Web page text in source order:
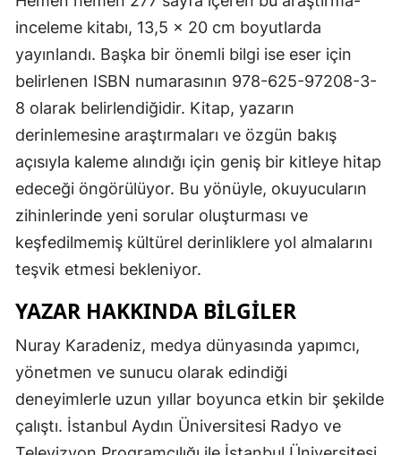
inceleme kitabı, 13,5 x 20 cm boyutlarda
yayınlandı. Başka bir önemli bilgi ise eser için
belirlenen ISBN numarasının 978-625-97208-3-
8 olarak belirlendiğidir. Kitap, yazarın
derinlemesine araştırmaları ve özgün bakış
açısıyla kaleme alındığı için geniş bir kitleye hitap
edeceği öngörülüyor. Bu yönüyle, okuyucuların
zihinlerinde yeni sorular oluşturması ve
keşfedilmemiş kültürel derinliklere yol almalarını
teşvik etmesi bekleniyor.
YAZAR HAKKINDA BILGILER
Nuray Karadeniz, medya dünyasında yapımcı,
yönetmen ve sunucu olarak edindiği
deneyimlerle uzun yıllar boyunca etkin bir şekilde
çalıştı. İstanbul Aydın Üniversitesi Radyo ve